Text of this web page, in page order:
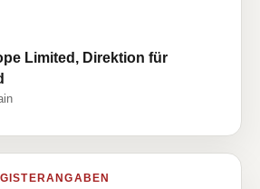
Limited, Direktion für